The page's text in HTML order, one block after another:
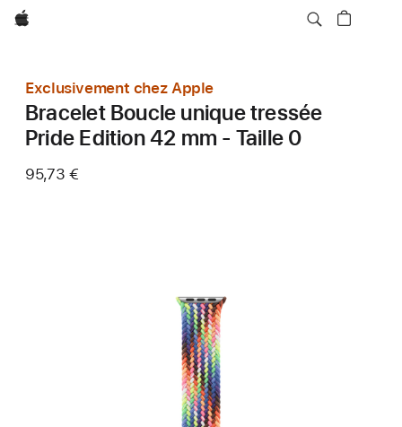
Apple
Exclusivement chez Apple
Bracelet Boucle unique tressée
Pride Edition 42 mm - Taille 0
95,73 €